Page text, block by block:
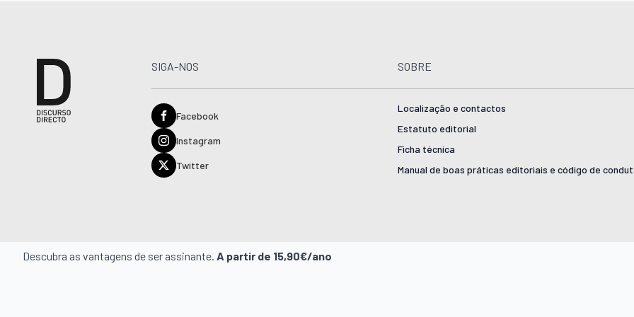
SIGA-NOS
Facebook
Instagram
Twitter
SOBRE
Localização e contactos
Estatuto editorial
Ficha técnica
Manual de boas práticas editoriais e código de
Descubra as vantagens de ser assinante. A partir de 15,90€/ano